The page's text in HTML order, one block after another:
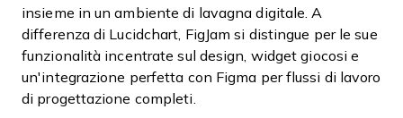
insieme in un ambiente di lavagna digitale. A
differenza di Lucidchart, FigJam si distingue per le sue
funzionalità incentrate sul design, widget giocosi e
un'integrazione perfetta con Figma per flussi di lavoro
di progettazione completi.